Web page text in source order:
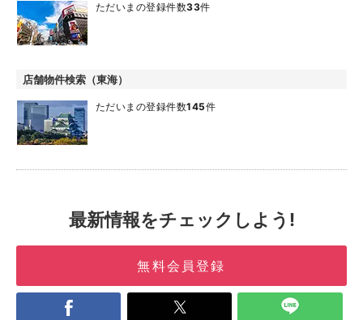
ただいまの登録件数33件
店舗物件検索（東海）
ただいまの登録件数145件
最新情報をチェックしよう!
無料会員登録